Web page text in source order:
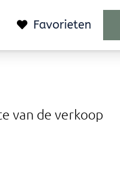
Favorieten
van de verkoop
Favorieten